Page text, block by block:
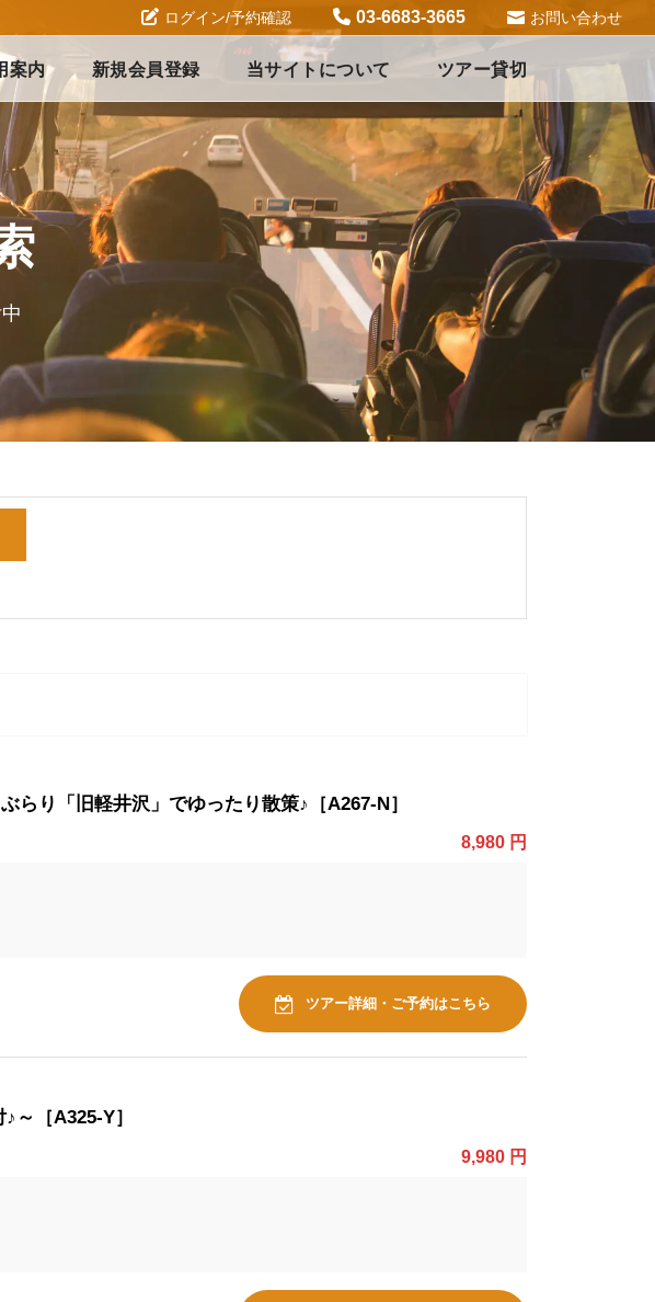
ログイン/予約確認 03-6683-3665 お問い合わせ
案内 新規会員登録 当サイトについて ツアー貸切
らり「旧軽井沢」でゆったり散策♪［A267-N］
8,980 円
ツアー詳細・ご予約はこちら
～［A325-Y］
9,980 円